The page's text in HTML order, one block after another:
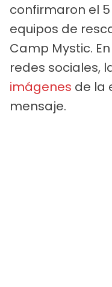
confirmaron el
equipos de
Camp Mystic.
redes sociales,
imágenes de la
mensaje.